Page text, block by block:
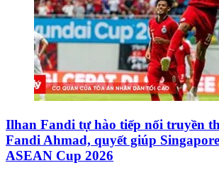
Ilhan Fandi tự hào tiếp nối truyền
Fandi Ahmad, quyết giúp
ASEAN Cup 2026